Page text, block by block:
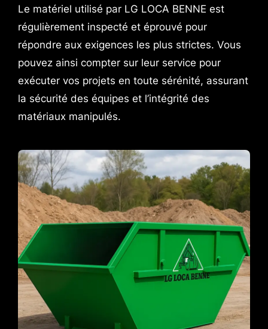
Le matériel utilisé par LG LOCA BENNE est
régulièrement inspecté et éprouvé pour
répondre aux exigences les plus strictes. Vous
pouvez ainsi compter sur leur service pour
exécuter vos projets en toute sérénité, assurant
la sécurité des équipes et l’intégrité des
matériaux manipulés.